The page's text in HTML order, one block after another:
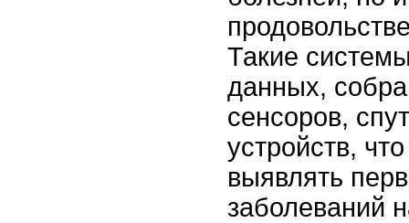
Такие
данных,
сенсоров,
устройств,
выявлять
заболеваний